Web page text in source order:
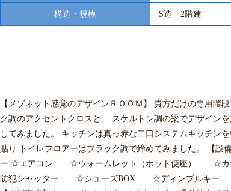
構造・規模 S造 2階建
【メゾネット感覚のデザインＲＯＯＭ】 貴方だけの専用階
ク調のアクセントクロスと、 スケルトン調の梁でデザイン
してみました。 キッチンは真っ赤な二口システムキッチン
貼り トイレフロアーはブラック調で締めてみました。
ー ☆エアコン ☆ウォームレット（ホット便座） ☆カ
防犯シャッター ☆シューズBOX ☆ディンプルキー